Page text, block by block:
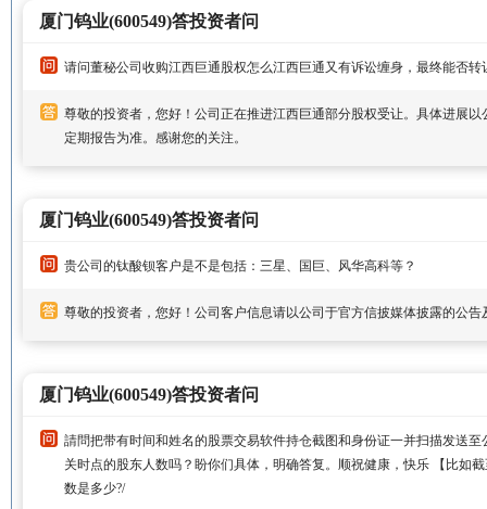
厦门钨业(600549)答投资者问
请问董秘公司收购江西巨通股权怎么江西巨通又有诉讼缠身，最终能否
尊敬的投资者，您好！公司正在推进江西巨通部分股权受让。具体进展
定期报告为准。感谢您的关注。
厦门钨业(600549)答投资者问
贵公司的钛酸钡客户是不是包括：三星、国巨、风华高科等？
尊敬的投资者，您好！公司客户信息请以公司于官方信披媒体披露的公
厦门钨业(600549)答投资者问
請問把带有时间和姓名的股票交易软件持仓截图和身份证一并扫描发送
关时点的股东人数吗？盼你们具体，明确答复。顺祝健康，快乐 【比如
数是多少?/